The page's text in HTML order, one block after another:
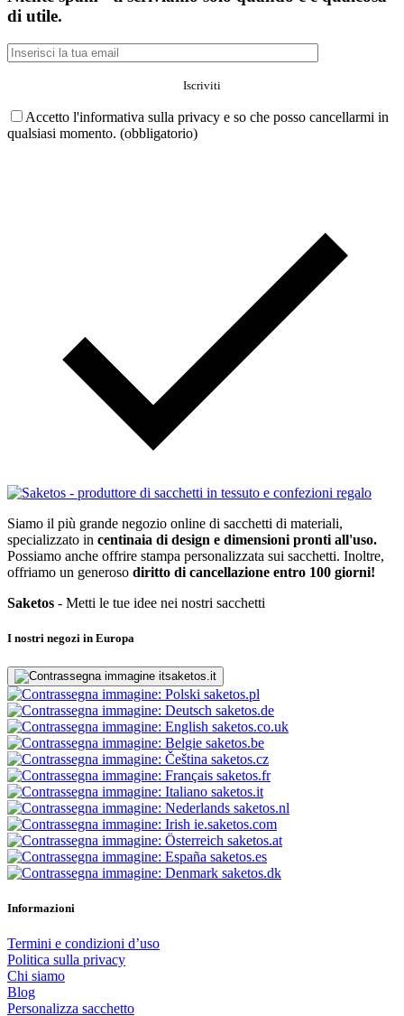
di utile.
Accetto l'informativa sulla privacy e so che posso cancellarmi in
qualsiasi momento. (obbligatorio)
Siamo il più grande negozio online di sacchetti di materiali,
specializzato in centinaia di design e dimensioni pronti all'uso.
Possiamo anche offrire stampa personalizzata sui sacchetti. Inoltre,
offriamo un generoso diritto di cancellazione entro 100 giorni!
Saketos - Metti le tue idee nei nostri sacchetti
I nostri negozi in Europa
saketos.it
saketos.pl
saketos.de
saketos.co.uk
saketos.be
saketos.cz
saketos.fr
saketos.it
saketos.nl
ie.saketos.com
saketos.at
saketos.es
saketos.dk
Informazioni
Termini e condizioni d’uso
Politica sulla privacy
Chi siamo
Blog
Personalizza sacchetto